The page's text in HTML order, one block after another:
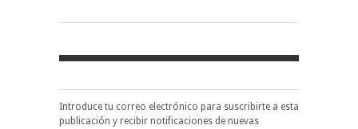
Introduce tu correo electrónico para suscribirte a esta
publicación y recibir notificaciones de nuevas